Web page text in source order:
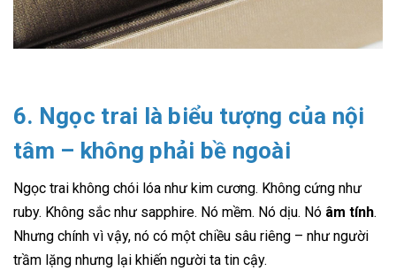
6. Ngọc trai là biểu tượng của nội
tâm – không phải bề ngoài
Ngọc trai không chói lóa như kim cương. Không cứng như
ruby. Không sắc như sapphire. Nó mềm. Nó dịu. Nó âm tính.
Nhưng chính vì vậy, nó có một chiều sâu riêng – như người
trầm lặng nhưng lại khiến người ta tin cậy.